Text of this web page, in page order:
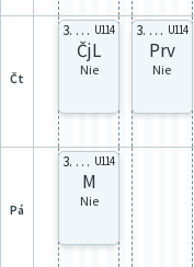
čt
3. celá U114
ČjL
Nie
3. celá U114
Prv
Nie
pá
3. celá U114
M
Nie